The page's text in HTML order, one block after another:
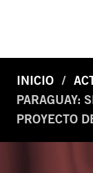
INICIO
PARAGUAY:
PROYECTO